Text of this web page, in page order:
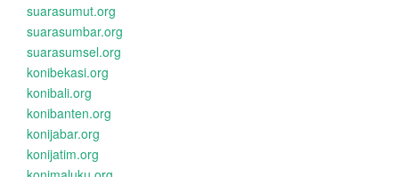
suarasumut.org
suarasumbar.org
suarasumsel.org
konibekasi.org
konibali.org
konibanten.org
konijabar.org
konijatim.org